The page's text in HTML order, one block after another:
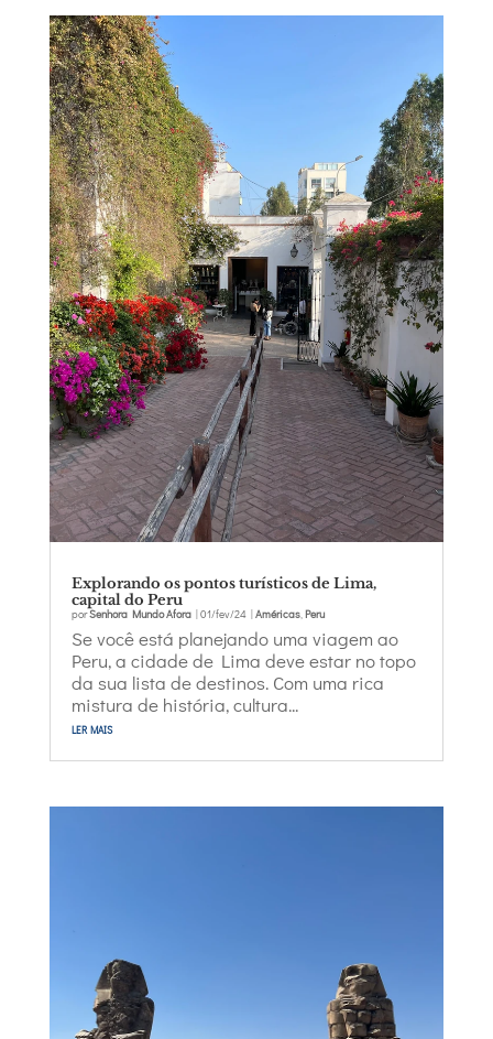
Explorando os pontos turísticos de Lima,
capital do Peru
porSenhora Mundo Afora| 01/fev/24| Américas, Peru
Se você está planejando uma viagem ao
Peru, a cidade de Lima deve estar no topo
da sua lista de destinos. Com uma rica
mistura de história, cultura...
ler mais